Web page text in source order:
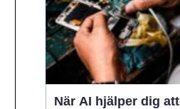
När AI hjälper dig att